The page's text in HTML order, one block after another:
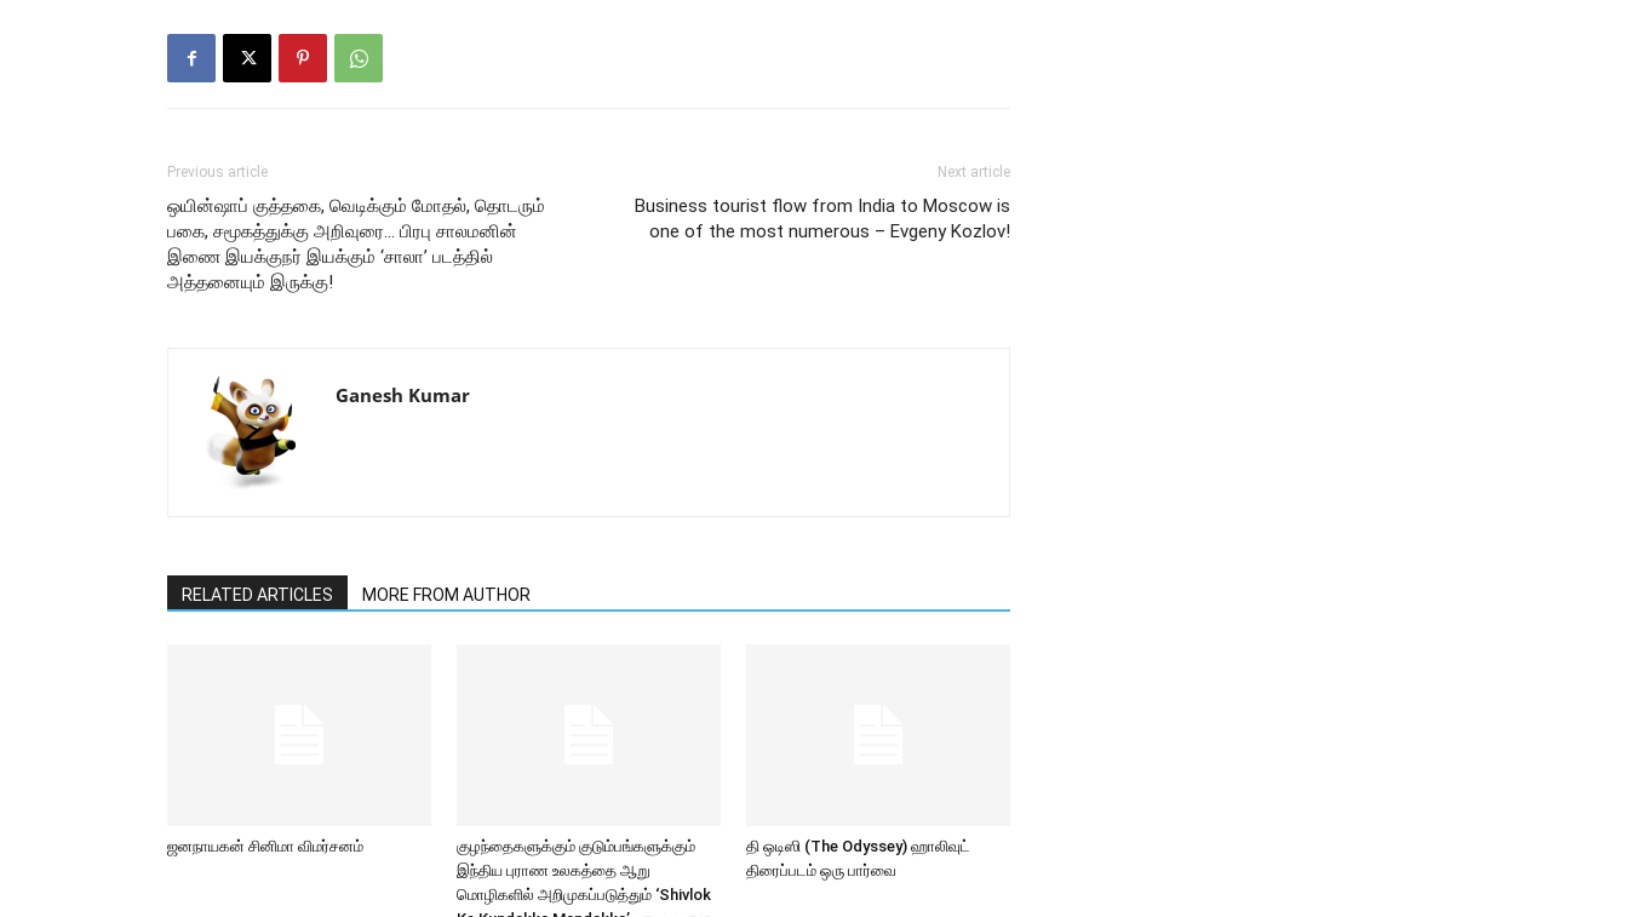
Previous article
ஒயின்ஷாப் குத்தகை, வெடிக்கும் மோதல், தொடரும்
பகை, சமூகத்துக்கு அறிவுரை… பிரபு சாலமனின்
இணை இயக்குநர் இயக்கும் ‘சாலா’ படத்தில்
அத்தனையும் இருக்கு!
Next article
Business tourist flow from India to Moscow is
one of the most numerous – Evgeny Kozlov!
Ganesh Kumar
RELATED ARTICLES MORE FROM AUTHOR
ஜனநாயகன் சினிமா விமர்சனம்
குழந்தைகளுக்கும் குடும்பங்களுக்கும்
இந்திய புராண உலகத்தை ஆறு
மொழிகளில் அறிமுகப்படுத்தும் ‘Shivlok
தி ஒடிஸி (The Odyssey) ஹாலிவுட்
திரைப்படம் ஒரு பார்வை